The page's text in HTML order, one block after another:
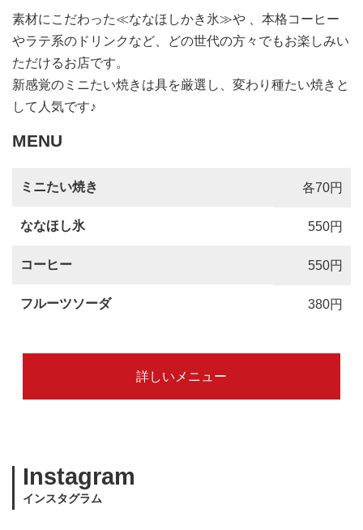
素材にこだわった≪ななほしかき氷≫や 、本格コーヒー
やラテ系のドリンクなど、どの世代の方々でもお楽しみい
ただけるお店です。
新感覚のミニたい焼きは具を厳選し、変わり種たい焼きと
して人気です♪
MENU
ミニたい焼き 各70円
ななほし氷 550円
コーヒー 550円
フルーツソーダ 380円
詳しいメニュー
Instagram
インスタグラム